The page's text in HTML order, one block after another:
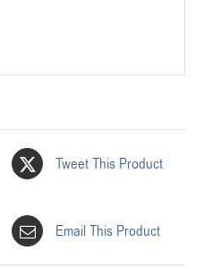
Tweet This Product
Email This Product